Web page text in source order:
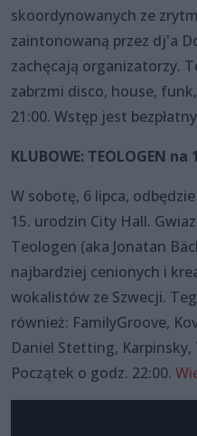
skoordynowanych ze
zaintonowaną przez dj'a
zachęcają organizatorzy.
zabrzmi disco, house,
21:00. Wstęp jest
KLUBOWE: TEOLOGEN
W sobotę, 6 lipca,
15. urodzin City Hall.
Teologen (aka Jonatan
najbardziej cenionych i
wokalistów ze Szwecji.
również: FamilyGroove,
Daniel Stetting, Karpinsky,
Początek o godz. 22:00.